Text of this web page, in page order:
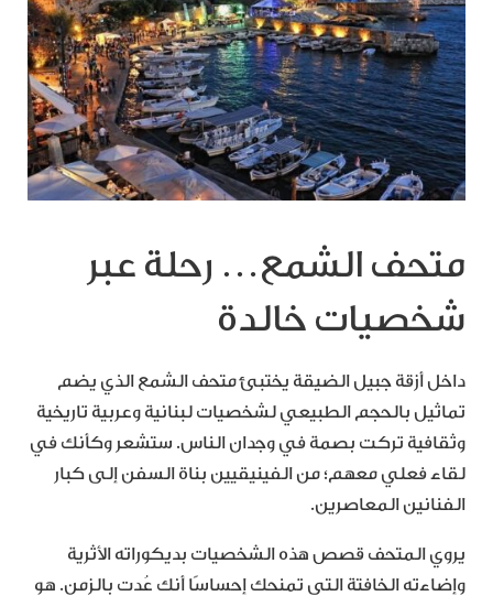
متحف الشمع… رحلة عبر
شخصيات خالدة
داخل أزقة جبيل الضيقة يختبئ متحف الشمع الذي يضم
تماثيل بالحجم الطبيعي لشخصيات لبنانية وعربية تاريخية
وثقافية تركت بصمة في وجدان الناس. ستشعر وكأنك في
لقاء فعلي معهم؛ من الفينيقيين بناة السفن إلى كبار
الفنانين المعاصرين.
يروي المتحف قصص هذه الشخصيات بديكوراته الأثرية
وإضاءته الخافتة التي تمنحك إحساسًا أنك عُدت بالزمن. هو